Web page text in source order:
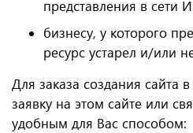
представления в сети
бизнесу, у которого
ресурс устарел и/или
Для заказа создания сайта
заявку на этом сайте или
удобным для Вас способом: